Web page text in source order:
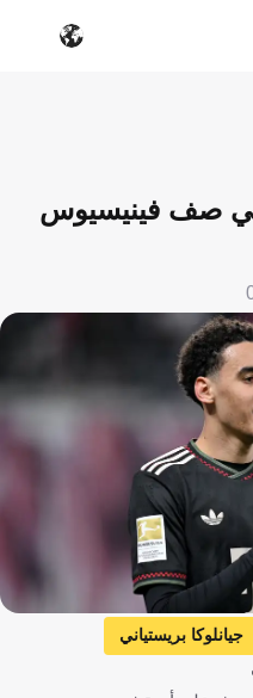
في صف فينيسيوس
جيانلوكا بريستياني